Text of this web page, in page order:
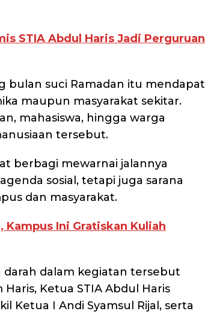
STIA Abdul Haris Jadi Perguruan
bulan suci Ramadan itu mendapat
maupun masyarakat sekitar.
mahasiswa, hingga warga
tersebut.
berbagi mewarnai jalannya
sosial, tetapi juga sarana
dan masyarakat.
Kampus Ini Gratiskan Kuliah
dalam kegiatan tersebut
Ketua STIA Abdul Haris
Ketua I Andi Syamsul Rijal, serta